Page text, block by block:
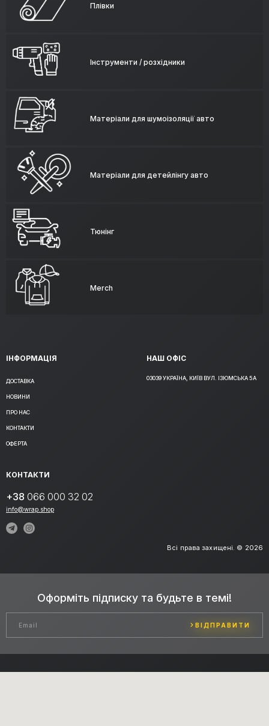
Плівки
Інструменти / розхідники
Матеріали для шумоізоляції авто
Матеріали для детейлінгу авто
Тюнінг
Merch
ІНФОРМАЦІЯ
ДОСТАВКА
НОВИНИ
ПРО НАС
КОНТАКТИ
ОФЕРТА
НАШ ОФІС
03039 УКРАЇНА, КИЇВ ВУЛ. ІЗЮМСЬКА 5А
КОНТАКТИ
+38 066 000 32 02
info@wrap.shop
Всі права захищені. © 2026
Оформіть підписку та будьте в темі!
ВІДПРАВИТИ